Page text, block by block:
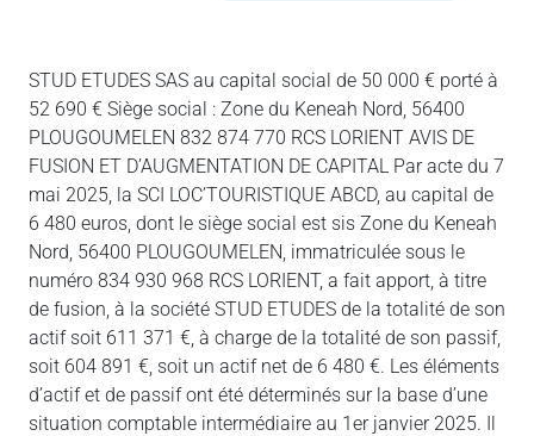
STUD ETUDES SAS au capital social de 50 000 € porté à
52 690 € Siège social : Zone du Keneah Nord, 56400
PLOUGOUMELEN 832 874 770 RCS LORIENT AVIS DE
FUSION ET D’AUGMENTATION DE CAPITAL Par acte du 7
mai 2025, la SCI LOC’TOURISTIQUE ABCD, au capital de
6 480 euros, dont le siège social est sis Zone du Keneah
Nord, 56400 PLOUGOUMELEN, immatriculée sous le
numéro 834 930 968 RCS LORIENT, a fait apport, à titre
de fusion, à la société STUD ETUDES de la totalité de son
actif soit 611 371 €, à charge de la totalité de son passif,
soit 604 891 €, soit un actif net de 6 480 €. Les éléments
d’actif et de passif ont été déterminés sur la base d’une
situation comptable intermédiaire au 1er janvier 2025. Il